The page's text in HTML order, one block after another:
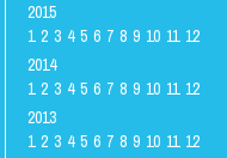
2015
1 2 3 4 5 6 7 8 9 10 11 12
2014
1 2 3 4 5 6 7 8 9 10 11 12
2013
1 2 3 4 5 6 7 8 9 10 11 12